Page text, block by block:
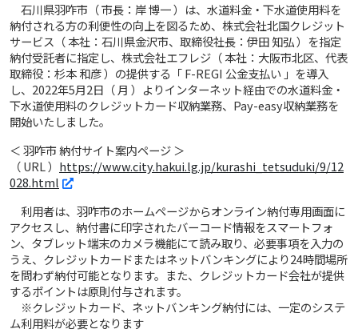
石川県羽咋市（ 市長：岸 博一 ）は、水道料金・下水道使用料を
納付される方の利便性の向上を図るため、株式会社北国クレジット
サービス（ 本社：石川県金沢市、取締役社長：伊田 知弘 ）を指定
納付受託者に指定し、株式会社エフレジ（ 本社：大阪市北区、代表
取締役：杉本 和彦 ）の提供する「 F-REGI 公金支払い 」を導入
し、2022年5月2日（ 月 ）よりインターネット経由での水道料金・
下水道使用料のクレジットカード収納業務、Pay-easy収納業務を
開始いたしました。
＜ 羽咋市 納付サイト案内ページ ＞
（ URL ） https://www.city.hakui.lg.jp/kurashi_tetsuduki/9/12
028.html
利用者は、羽咋市のホームページからオンライン納付専用画面に
アクセスし、納付書に印字されたバーコード情報をスマートフォ
ン、タブレット端末のカメラ機能にて読み取り、必要事項を入力の
うえ、クレジットカードまたはネットバンキングにより24時間場所
を問わず納付可能となります。また、クレジットカード会社が提供
するポイントは原則付与されます。
※クレジットカード、ネットバンキング納付には、一定のシステ
ム利用料が必要となります